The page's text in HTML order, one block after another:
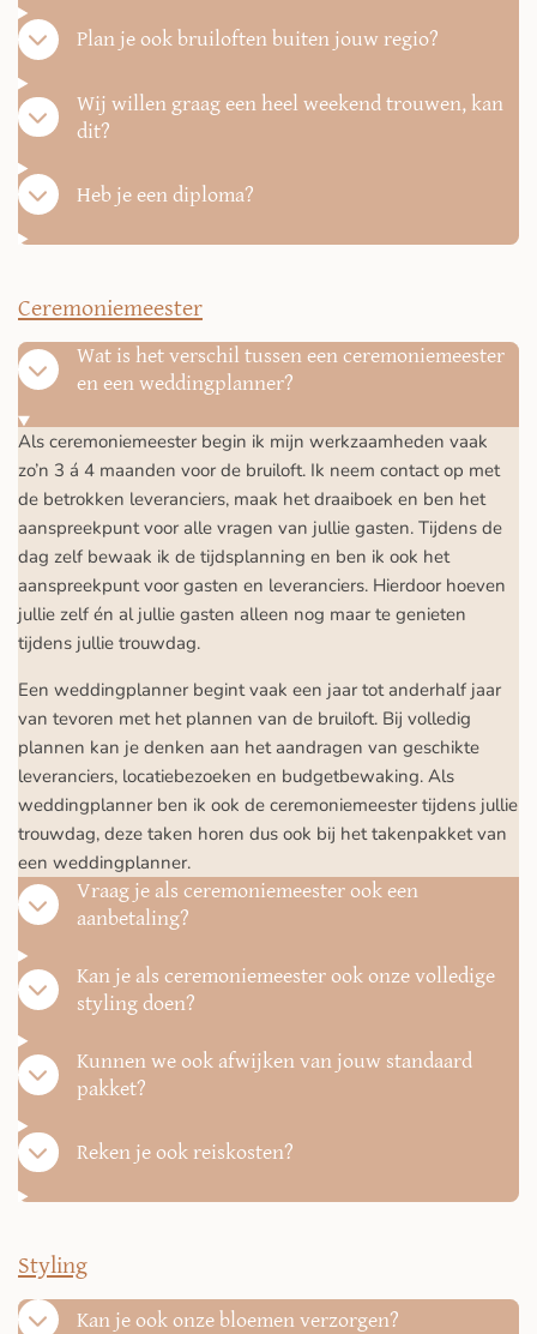
Plan je ook bruiloften buiten jouw regio?
Wij willen graag een heel weekend trouwen, kan
dit?
Heb je een diploma?
Ceremoniemeester
Wat is het verschil tussen een ceremoniemeester
en een weddingplanner?
Als ceremoniemeester begin ik mijn werkzaamheden vaak
zo’n 3 á 4 maanden voor de bruiloft. Ik neem contact op met
de betrokken leveranciers, maak het draaiboek en ben het
aanspreekpunt voor alle vragen van jullie gasten. Tijdens de
dag zelf bewaak ik de tijdsplanning en ben ik ook het
aanspreekpunt voor gasten en leveranciers. Hierdoor hoeven
jullie zelf én al jullie gasten alleen nog maar te genieten
tijdens jullie trouwdag.
Een weddingplanner begint vaak een jaar tot anderhalf jaar
van tevoren met het plannen van de bruiloft. Bij volledig
plannen kan je denken aan het aandragen van geschikte
leveranciers, locatiebezoeken en budgetbewaking. Als
weddingplanner ben ik ook de ceremoniemeester tijdens jullie
trouwdag, deze taken horen dus ook bij het takenpakket van
een weddingplanner.
Vraag je als ceremoniemeester ook een
aanbetaling?
Kan je als ceremoniemeester ook onze volledige
styling doen?
Kunnen we ook afwijken van jouw standaard
pakket?
Reken je ook reiskosten?
Styling
Kan je ook onze bloemen verzorgen?